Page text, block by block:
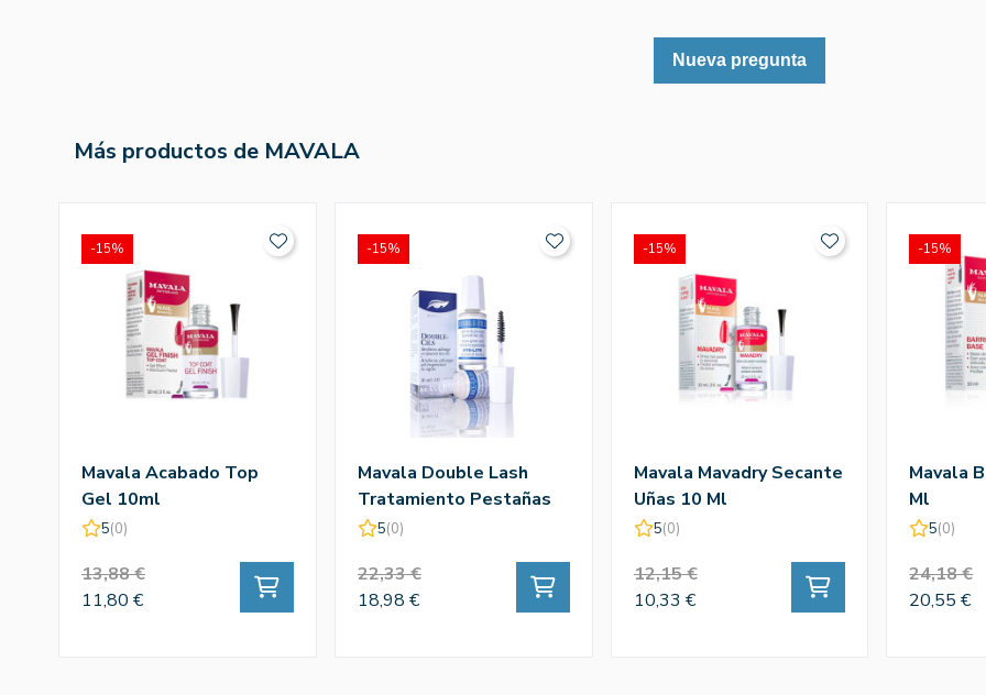
Nueva pregunta
Más productos de MAVALA
Mavala Acabado Top
Gel 10ml
5(0)
13,88 €
11,80 €
-15%
Mavala Double Lash
Tratamiento Pestañas
10 Ml
5(0)
22,33 €
18,98 €
-15%
Mavala Mavadry Secante
Uñas 10 Ml
5(0)
12,15 €
10,33 €
-15%
Mavala
Ml
5(0)
24,18 €
20,55 €
-15%